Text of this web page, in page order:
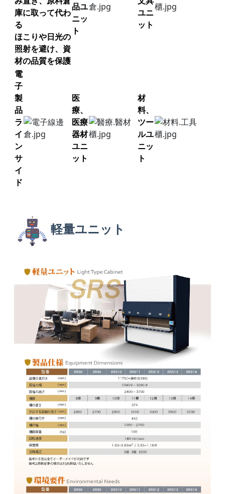
庫に取って代わ
る
ほこりや日光の
照射を避け、資
材の品質を保護
品ユ
ニッ
ト
ユニ
ット
電
子
製
品
ラ
イ
ン
サ
イ
ド
医
療、
医療
器材
ユニ
ット
材
料、
ツー
ルユ
ニッ
ト
軽量ユニット